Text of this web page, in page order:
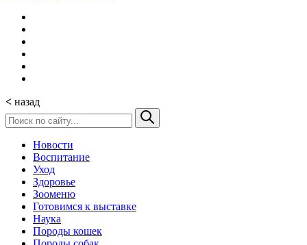
< назад
Новости
Воспитание
Уход
Здоровье
Зооменю
Готовимся к выставке
Наука
Породы кошек